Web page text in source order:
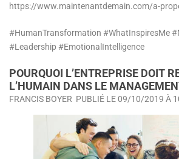
https://www.maintenantdemain.com/a-
#HumanTransformation #WhatInspiresMe
#Leadership #EmotionalIntelligence
POURQUOI L’ENTREPRISE DOIT
L’HUMAIN DANS LE
FRANCIS BOYER PUBLIÉ LE09/10/2019 À